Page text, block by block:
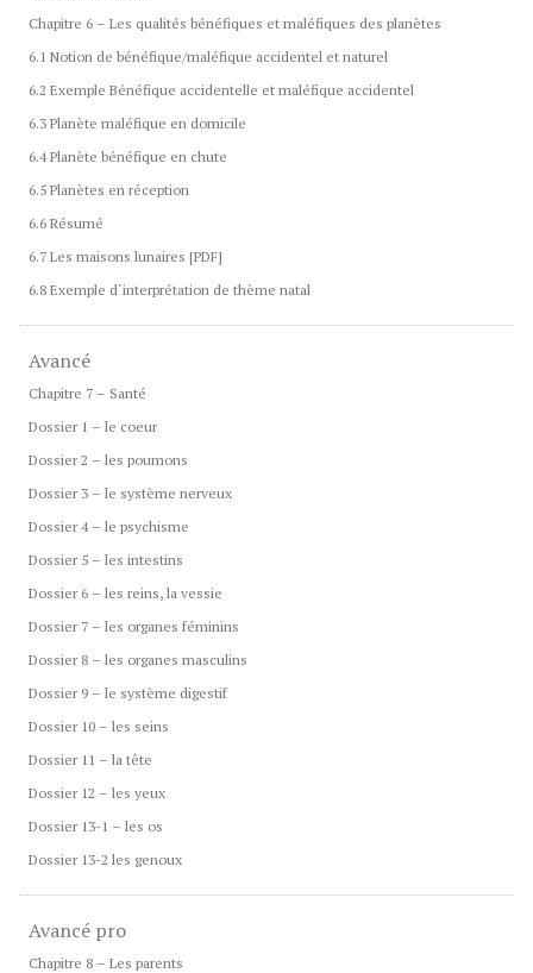
Chapitre 6 – Les qualités bénéfiques et maléfiques des planètes
6.1 Notion de bénéfique/maléfique accidentel et naturel
6.2 Exemple Bénéfique accidentelle et maléfique accidentel
6.3 Planète maléfique en domicile
6.4 Planète bénéfique en chute
6.5 Planètes en réception
6.6 Résumé
6.7 Les maisons lunaires [PDF]
6.8 Exemple d´interprétation de thème natal
Avancé
Chapitre 7 – Santé
Dossier 1 – le coeur
Dossier 2 – les poumons
Dossier 3 – le système nerveux
Dossier 4 – le psychisme
Dossier 5 – les intestins
Dossier 6 – les reins, la vessie
Dossier 7 – les organes féminins
Dossier 8 – les organes masculins
Dossier 9 – le système digestif
Dossier 10 – les seins
Dossier 11 – la tête
Dossier 12 – les yeux
Dossier 13-1 – les os
Dossier 13-2 les genoux
Avancé pro
Chapitre 8 – Les parents